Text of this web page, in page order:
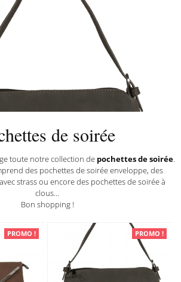
Pochettes de soirée
de soirée
toute notre collection de pochettes de soirée.
des pochettes de soirée enveloppe, des
strass ou encore des pochettes de soirée à
clous...
Bon shopping !
PROMO ! PROMO !